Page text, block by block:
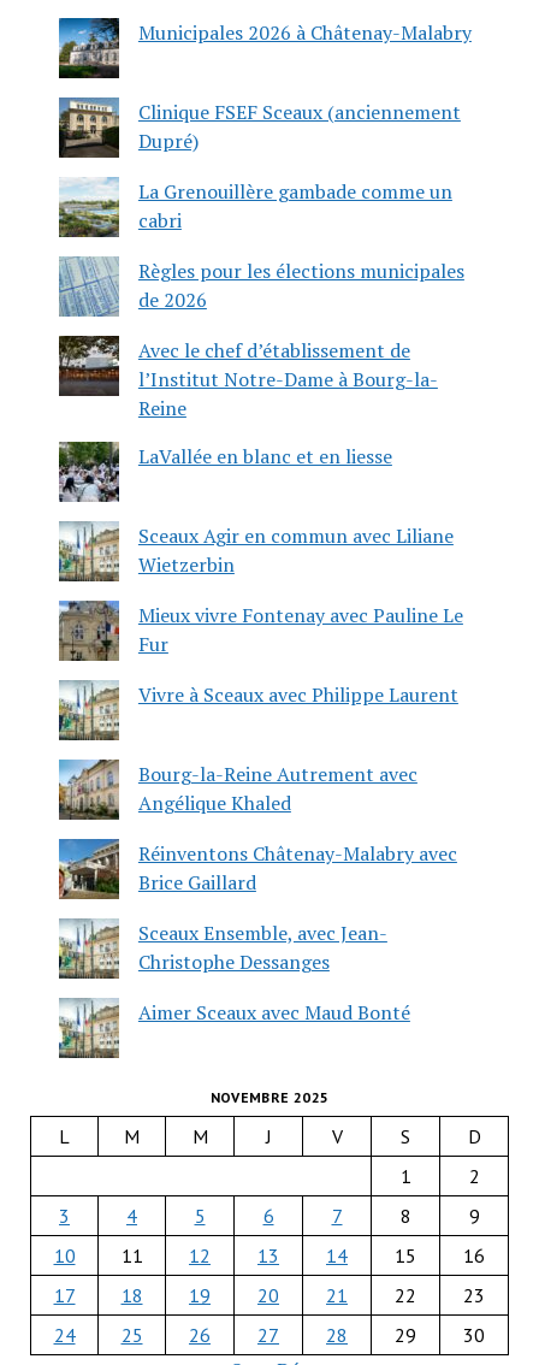
Municipales 2026 à Châtenay-Malabry
Clinique FSEF Sceaux (anciennement
Dupré)
La Grenouillère gambade comme un
cabri
Règles pour les élections municipales
de 2026
Avec le chef d’établissement de
l’Institut Notre-Dame à Bourg-la-
Reine
LaVallée en blanc et en liesse
Sceaux Agir en commun avec Liliane
Wietzerbin
Mieux vivre Fontenay avec Pauline Le
Fur
Vivre à Sceaux avec Philippe Laurent
Bourg-la-Reine Autrement avec
Angélique Khaled
Réinventons Châtenay-Malabry avec
Brice Gaillard
Sceaux Ensemble, avec Jean-
Christophe Dessanges
Aimer Sceaux avec Maud Bonté
NOVEMBRE 2025
L M M J V S
D
1
2
3
4 5 6 7 8
9
10
11 12 13 14 15
16
17
18 19 20 21 22
23
24
25 26 27 28 29 30